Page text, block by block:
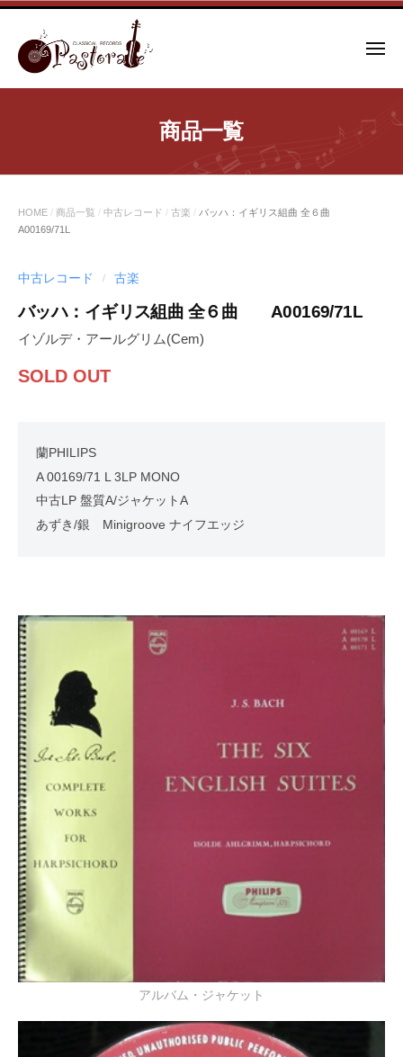
コ
メ
ー
商品一覧
HOME / 商品一覧 / 中古レコード / 古楽 / バッハ：イギリス組曲 全６曲
A00169/71L
中古レコード / 古楽
バッハ：イギリス組曲 全６曲 A00169/71L
イゾルデ・アールグリム(Cem)
SOLD OUT
蘭PHILIPS
A 00169/71 L 3LP MONO
中古LP 盤質A/ジャケットA
あずき/銀 Minigroove ナイフエッジ
アルバム・ジャケット